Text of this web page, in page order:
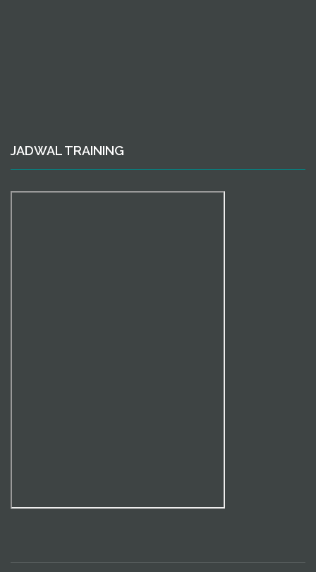
JADWAL TRAINING